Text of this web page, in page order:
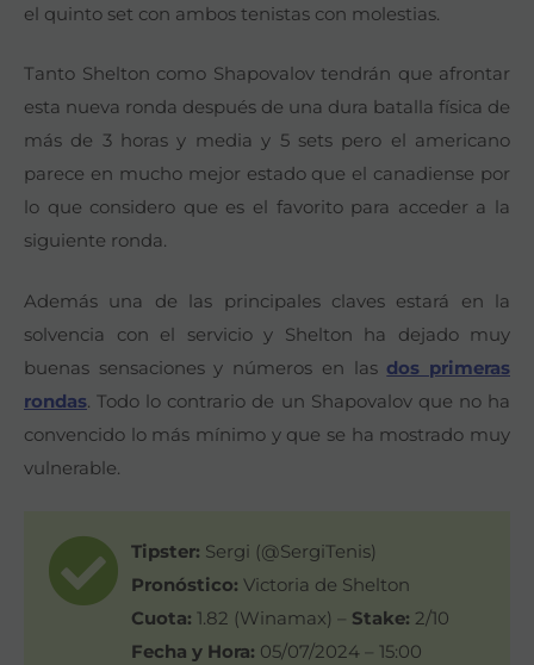
el quinto set con ambos tenistas con molestias.
Tanto Shelton como Shapovalov tendrán que afrontar
esta nueva ronda después de una dura batalla física de
más de 3 horas y media y 5 sets pero el americano
parece en mucho mejor estado que el canadiense por
lo que considero que es el favorito para acceder a la
siguiente ronda.
Además una de las principales claves estará en la
solvencia con el servicio y Shelton ha dejado muy
buenas sensaciones y números en las dos primeras
rondas. Todo lo contrario de un Shapovalov que no ha
convencido lo más mínimo y que se ha mostrado muy
vulnerable.
Tipster: Sergi (@SergiTenis)
Pronóstico: Victoria de Shelton
Cuota: 1.82 (Winamax) – Stake: 2/10
Fecha y Hora: 05/07/2024 – 15:00